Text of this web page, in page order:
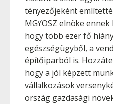
tényezőjeként
MGYOSZ elnöke
hogy több ezer fő
egészségügyből, a
építőiparból is.
hogy a jól képzett
vállalkozások
ország gazdasági